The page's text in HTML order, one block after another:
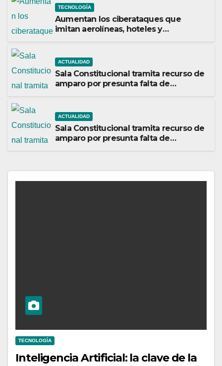
TECNOLOGÍA
Aumentan los ciberataques que
imitan aerolíneas, hoteles y
ACTUALIDAD
Sala Constitucional tramita recurso de
amparo por presunta falta de
incorporación al Colegio de Abogados
ACTUALIDAD
Sala Constitucional tramita recurso de
amparo por presunta falta de
TECNOLOGÍA
Inteligencia Artificial: la clave de la